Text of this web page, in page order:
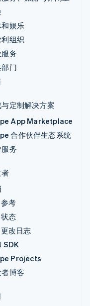
娱乐
组织
务
门
定制解决方案
App Marketplace
合作伙伴生态系统
务
考
态
改日志
SDK
Projects
博客